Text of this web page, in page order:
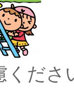
くださ